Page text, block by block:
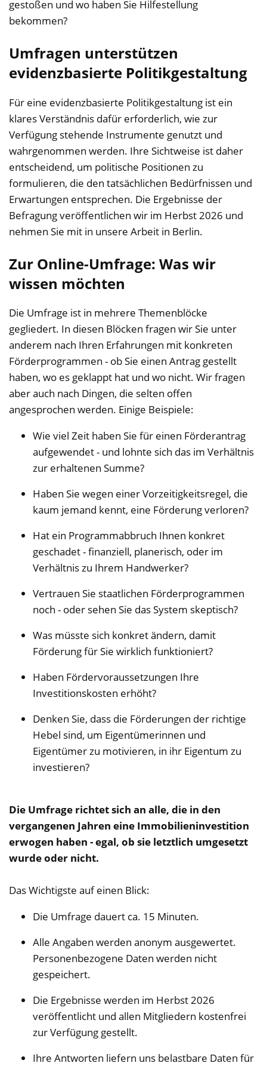
gestoßen und wo haben Sie Hilfestellung
bekommen?
Umfragen unterstützen
evidenzbasierte Politikgestaltung
Für eine evidenzbasierte Politikgestaltung ist ein
klares Verständnis dafür erforderlich, wie zur
Verfügung stehende Instrumente genutzt und
wahrgenommen werden. Ihre Sichtweise ist daher
entscheidend, um politische Positionen zu
formulieren, die den tatsächlichen Bedürfnissen und
Erwartungen entsprechen. Die Ergebnisse der
Befragung veröffentlichen wir im Herbst 2026 und
nehmen Sie mit in unsere Arbeit in Berlin.
Zur Online-Umfrage: Was wir
wissen möchten
Die Umfrage ist in mehrere Themenblöcke
gegliedert. In diesen Blöcken fragen wir Sie unter
anderem nach Ihren Erfahrungen mit konkreten
Förderprogrammen - ob Sie einen Antrag gestellt
haben, wo es geklappt hat und wo nicht. Wir fragen
aber auch nach Dingen, die selten offen
angesprochen werden. Einige Beispiele:
Wie viel Zeit haben Sie für einen Förderantrag
aufgewendet - und lohnte sich das im Verhältnis
zur erhaltenen Summe?
Haben Sie wegen einer Vorzeitigkeitsregel, die
kaum jemand kennt, eine Förderung verloren?
Hat ein Programmabbruch Ihnen konkret
geschadet - finanziell, planerisch, oder im
Verhältnis zu Ihrem Handwerker?
Vertrauen Sie staatlichen Förderprogrammen
noch - oder sehen Sie das System skeptisch?
Was müsste sich konkret ändern, damit
Förderung für Sie wirklich funktioniert?
Haben Fördervoraussetzungen Ihre
Investitionskosten erhöht?
Denken Sie, dass die Förderungen der richtige
Hebel sind, um Eigentümerinnen und
Eigentümer zu motivieren, in ihr Eigentum zu
investieren?
Die Umfrage richtet sich an alle, die in den
vergangenen Jahren eine Immobilieninvestition
erwogen haben - egal, ob sie letztlich umgesetzt
wurde oder nicht.
Das Wichtigste auf einen Blick:
Die Umfrage dauert ca. 15 Minuten.
Alle Angaben werden anonym ausgewertet.
Personenbezogene Daten werden nicht
gespeichert.
Die Ergebnisse werden im Herbst 2026
veröffentlicht und allen Mitgliedern kostenfrei
zur Verfügung gestellt.
Ihre Antworten liefern uns belastbare Daten für